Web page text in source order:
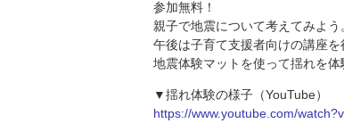
参加無料！
親子で地震について考えてみよう
午後は子育て支援者向けの講座を
地震体験マットを使って揺れを体
▼揺れ体験の様子（YouTube）
https://www.youtube.com/